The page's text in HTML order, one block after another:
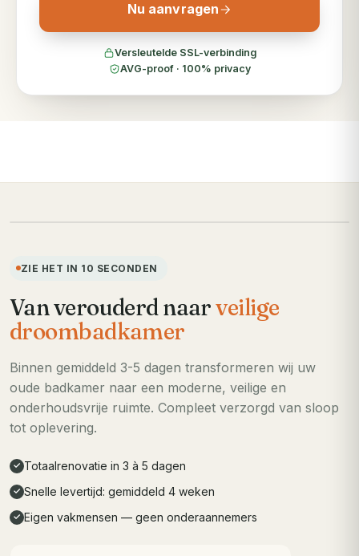
Nu aanvragen
Versleutelde SSL-verbinding
AVG-proof · 100% privacy
ZIE HET IN 10 SECONDEN
Van verouderd naarveilige
droombadkamer
Binnen gemiddeld 3-5 dagen transformeren wij uw
oude badkamer naar een moderne, veilige en
onderhoudsvrije ruimte. Compleet verzorgd van sloop
tot oplevering.
✓ Totaalrenovatie in 3 à 5 dagen
✓ Snelle levertijd: gemiddeld 4 weken
✓ Eigen vakmensen — geen onderaannemers